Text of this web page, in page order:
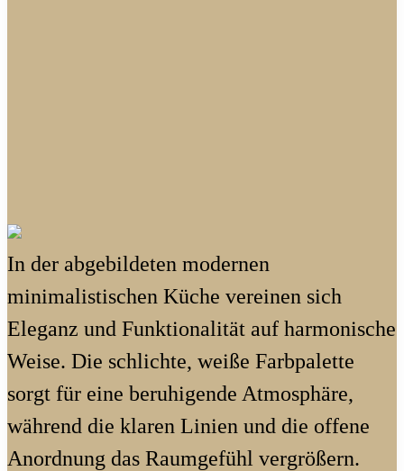
In der abgebildeten modernen
minimalistischen Küche vereinen sich
Eleganz und Funktionalität auf harmonische
Weise. Die schlichte, weiße Farbpalette
sorgt für eine beruhigende Atmosphäre,
während die klaren Linien und die offene
Anordnung das Raumgefühl vergrößern.